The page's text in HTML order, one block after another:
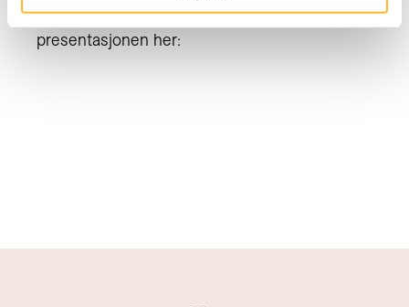
arbeidstakerne, de over 67 år. Se
presentasjonen her: